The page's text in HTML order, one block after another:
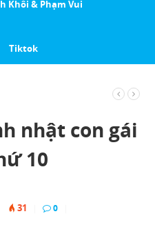
Khôi & Phạm Vui
Tiktok
nhật con gái
10
31 0